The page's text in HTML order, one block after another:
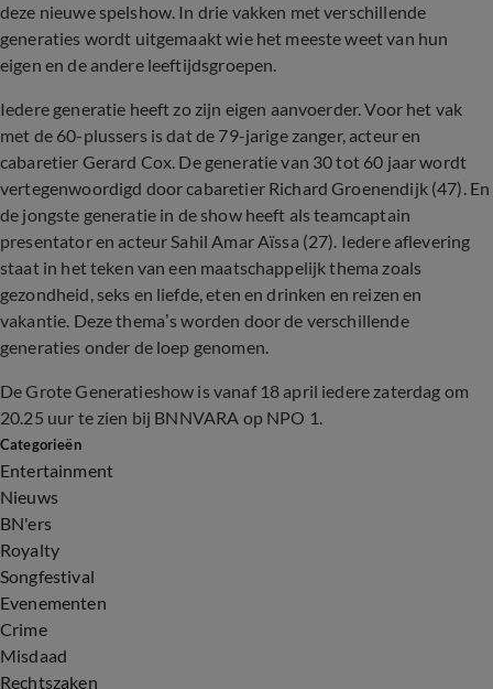
deze nieuwe spelshow. In drie vakken met verschillende
generaties wordt uitgemaakt wie het meeste weet van hun
eigen en de andere leeftijdsgroepen.
Iedere generatie heeft zo zijn eigen aanvoerder. Voor het vak
met de 60-plussers is dat de 79-jarige zanger, acteur en
cabaretier Gerard Cox. De generatie van 30 tot 60 jaar wordt
vertegenwoordigd door cabaretier Richard Groenendijk (47). En
de jongste generatie in de show heeft als teamcaptain
presentator en acteur Sahil Amar Aïssa (27). Iedere aflevering
staat in het teken van een maatschappelijk thema zoals
gezondheid, seks en liefde, eten en drinken en reizen en
vakantie. Deze thema’s worden door de verschillende
generaties onder de loep genomen.
De Grote Generatieshow is vanaf 18 april iedere zaterdag om
20.25 uur te zien bij BNNVARA op NPO 1.
Categorieën
Entertainment
Nieuws
BN'ers
Royalty
Songfestival
Evenementen
Crime
Misdaad
Rechtszaken